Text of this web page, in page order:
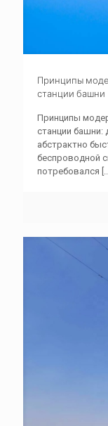
Принципы
станции башни
Принципы
станции башни:
абстрактно
беспроводной
потребовался